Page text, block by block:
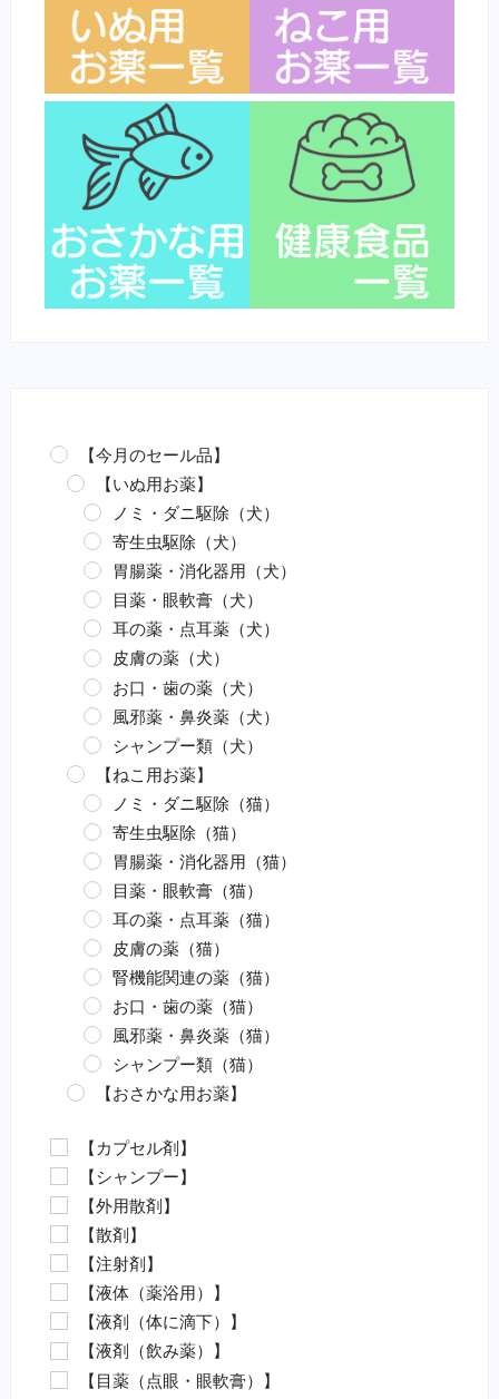
【今月のセール品】
【いぬ用お薬】
ノミ・ダニ駆除（犬）
寄生虫駆除（犬）
胃腸薬・消化器用（犬）
目薬・眼軟膏（犬）
耳の薬・点耳薬（犬）
皮膚の薬（犬）
お口・歯の薬（犬）
風邪薬・鼻炎薬（犬）
シャンプー類（犬）
【ねこ用お薬】
ノミ・ダニ駆除（猫）
寄生虫駆除（猫）
胃腸薬・消化器用（猫）
目薬・眼軟膏（猫）
耳の薬・点耳薬（猫）
皮膚の薬（猫）
腎機能関連の薬（猫）
お口・歯の薬（猫）
風邪薬・鼻炎薬（猫）
シャンプー類（猫）
【おさかな用お薬】
カラムナリス病対策（魚）
水カビ病対策（魚）
白点病対策（魚）
イカリムシ・ウオジラミ（魚）
ハダムシ駆除（魚）
類結節症（魚）
麻酔（魚）
外傷（魚）
害虫駆除（魚）
【カプセル剤】
【シャンプー】
【外用散剤】
【散剤】
【注射剤】
【液体（薬浴用）】
【液剤（体に滴下）】
【液剤（飲み薬）】
【目薬（点眼・眼軟膏）】